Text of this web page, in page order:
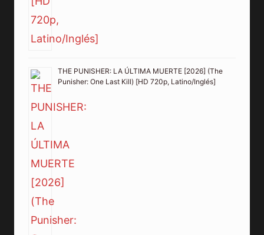
THE PUNISHER: LA ÚLTIMA MUERTE [2026] (The
Punisher: One Last Kill) [HD 720p, Latino/Inglés]